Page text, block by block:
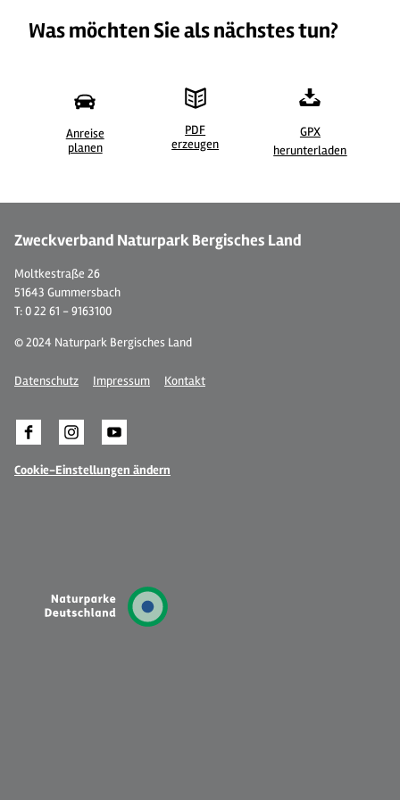
| Dominik Ketz
Was möchten Sie als nächstes tun?
Anreise
planen
PDF
erzeugen
GPX
herunterladen
Zweckverband Naturpark Bergisches Land
Moltkestraße 26
51643 Gummersbach
T: 0 22 61 - 9163100
© 2024 Naturpark Bergisches Land
Datenschutz Impressum Kontakt
Cookie-Einstellungen ändern